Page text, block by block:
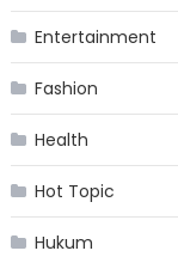
Entertainment
Fashion
Health
Hot Topic
Hukum